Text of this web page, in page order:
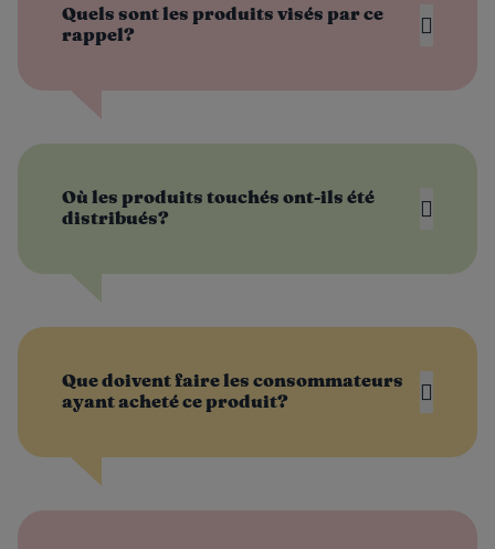
Quels sont les produits visés par ce
rappel?
Où les produits touchés ont-ils été
distribués?
Que doivent faire les consommateurs
ayant acheté ce produit?